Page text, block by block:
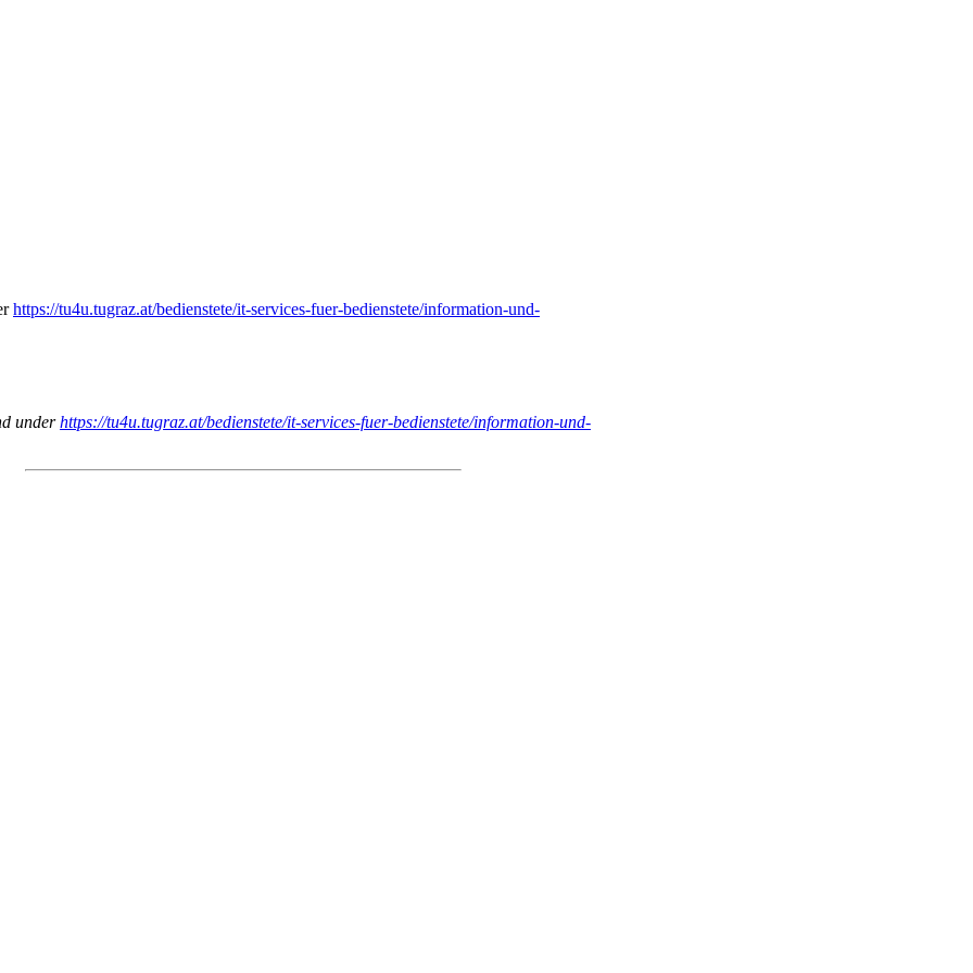
https://tu4u.tugraz.at/bedienstete/it-services-fuer-bedienstete/information-und-
underhttps://tu4u.tugraz.at/bedienstete/it-services-fuer-bedienstete/information-und-